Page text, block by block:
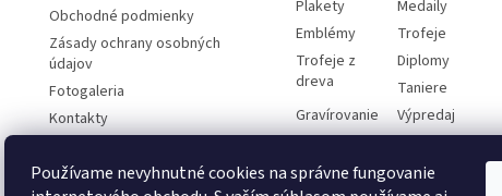
Používame nevyhnutné cookies na správne fungovanie
Obchodné podmienky
Zásady ochrany osobných
údajov
Fotogaleria
Kontakty
Doprava, platba a dôležité
Plakety
Medaily
Emblémy
Trofeje
Trofeje z
dreva
Diplomy
Taniere
Výpredaj
Gravírovanie